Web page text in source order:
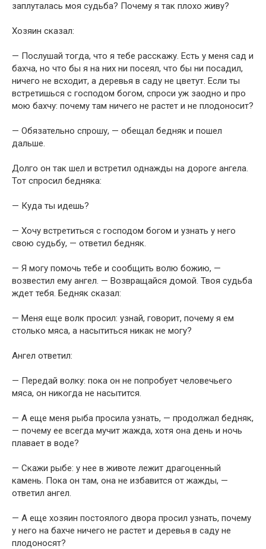
заплуталась моя судьба? Почему я так плохо живу?
Хозяин сказал:
— Послушай тогда, что я тебе расскажу. Есть у меня сад и
бахча, но что бы я на них ни посеял, что бы ни посадил,
ничего не всходит, а деревья в саду не цветут. Если ты
встретишься с господом богом, спроси уж заодно и про
мою бахчу: почему там ничего не растет и не плодоносит?
— Обязательно спрошу, — обещал бедняк и пошел
дальше.
Долго он так шел и встретил однажды на дороге ангела.
Тот спросил бедняка:
— Куда ты идешь?
— Хочу встретиться с господом богом и узнать у него
свою судьбу, — ответил бедняк.
— Я могу помочь тебе и сообщить волю божию, —
возвестил ему ангел. — Возвращайся домой. Твоя судьба
ждет тебя. Бедняк сказал:
— Меня еще волк просил: узнай, говорит, почему я ем
столько мяса, а насытиться никак не могу?
Ангел ответил:
— Передай волку: пока он не попробует человечьего
мяса, он никогда не насытится.
— А еще меня рыба просила узнать, — продолжал бедняк,
— почему ее всегда мучит жажда, хотя она день и ночь
плавает в воде?
— Скажи рыбе: у нее в животе лежит драгоценный
камень. Пока он там, она не избавится от жажды, —
ответил ангел.
— А еще хозяин постоялого двора просил узнать, почему
у него на бахче ничего не растет и деревья в саду не
плодоносят?